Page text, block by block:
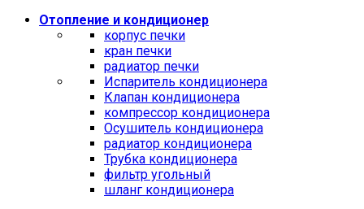
Отопление и кондиционер
корпус печки
кран печки
радиатор печки
Испаритель кондиционера
Клапан кондиционера
компрессор кондиционера
Осушитель кондиционера
радиатор кондиционера
Трубка кондиционера
фильтр угольный
шланг кондиционера